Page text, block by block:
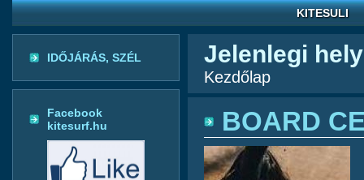
KITESULI
IDŐJÁRÁS, SZÉL
Facebook
kitesurf.hu
Jelenlegi hely
Kezdőlap
BOARD